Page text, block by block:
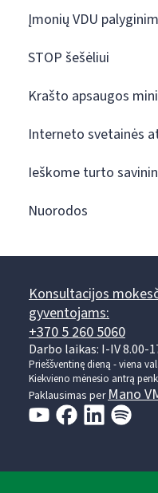
Įmonių VDU
STOP šešėliui
Krašto apsaugos
Interneto svetainės
Ieškome turto
Nuorodos
Konsultacijos
gyventojams:
+370 5 260 5060
Darbo laikas: I-IV 8.00-
Prieššventinę dieną - viena
Kiekvieno mėnesio antrą
Paklausimas perMano